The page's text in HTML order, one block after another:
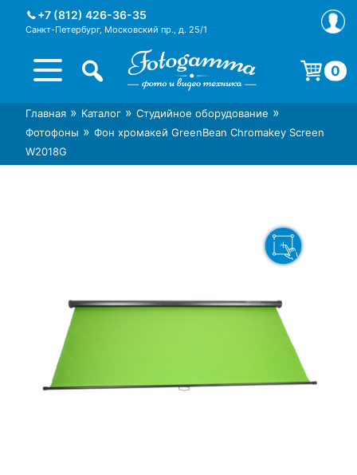
+7 (812) 426-36-35
Санкт-Петербург, Московский пр., д. 25/1
Интернет-магазин фототехники
Foto-Gamma в СПб
Магазин фотоаксессуаров foto-
gamma.ru
0
Корзина пуста.
Главная » Каталог » Студийное оборудование »
Фотофоны » Фон хромакей GreenBean Chromakey Screen
W2018G